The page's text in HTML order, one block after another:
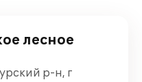
лесное
р-н, г